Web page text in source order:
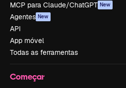
MCP para Claude/ChatGPT New
Agentes New
API
App móvel
Todas as ferramentas
Começar